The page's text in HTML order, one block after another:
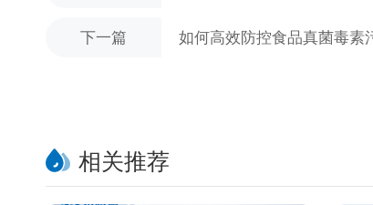
下一篇 如何高效防控食品真菌毒素
相关推荐